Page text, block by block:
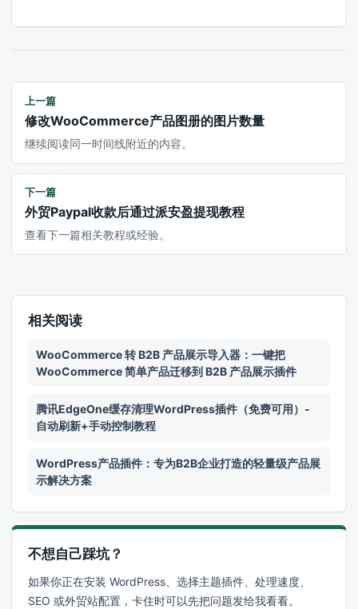
上一篇
修改WooCommerce产品图册的图片数量
继续阅读同一时间线附近的内容。
下一篇
外贸Paypal收款后通过派安盈提现教程
查看下一篇相关教程或经验。
相关阅读
WooCommerce 转 B2B 产品展示导入器：一键把
WooCommerce 简单产品迁移到 B2B 产品展示插件
腾讯EdgeOne缓存清理WordPress插件（免费可用）-
自动刷新+手动控制教程
WordPress产品插件：专为B2B企业打造的轻量级产品展
示解决方案
不想自己踩坑？
如果你正在安装 WordPress、选择主题插件、处理速度、
SEO 或外贸站配置，卡住时可以先把问题发给我看看。